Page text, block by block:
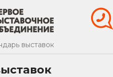
выставок